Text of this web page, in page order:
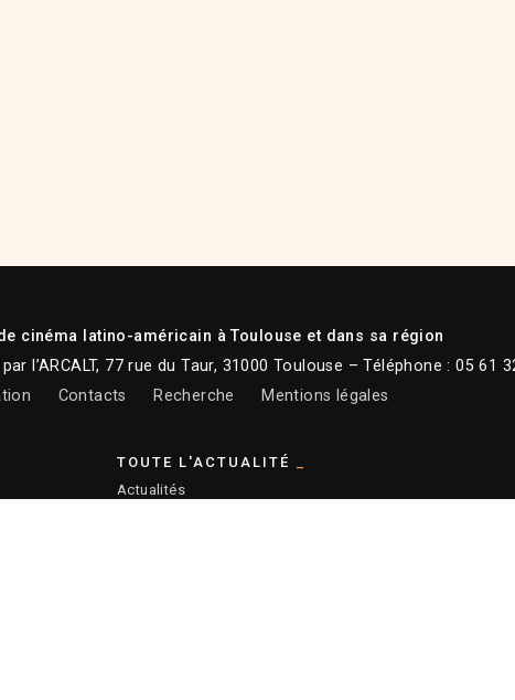
cinéma latino-américain à Toulouse et dans sa région
l’ARCALT, 77 rue du Taur, 31000 Toulouse – Téléphone : 05 61
Contacts Recherche Mentions légales
TOUTE L'ACTUALITÉ
Actualités